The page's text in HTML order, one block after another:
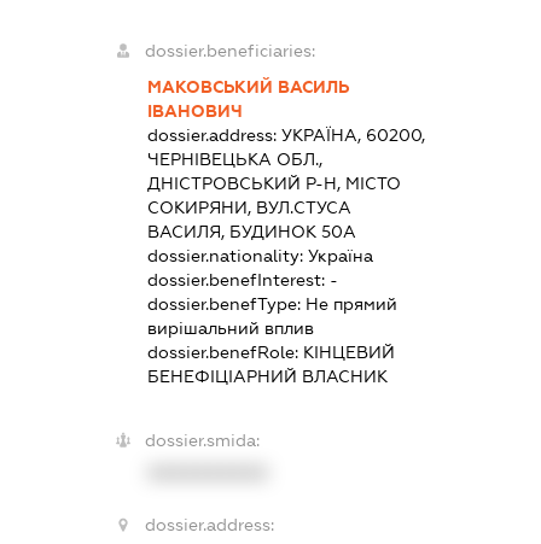
dossier.beneficiaries:
МАКОВСЬКИЙ ВАСИЛЬ
ІВАНОВИЧ
dossier.address: УКРАЇНА, 60200,
ЧЕРНІВЕЦЬКА ОБЛ.,
ДНІСТРОВСЬКИЙ Р-Н, МІСТО
СОКИРЯНИ, ВУЛ.СТУСА
ВАСИЛЯ, БУДИНОК 50А
dossier.nationality: Україна
dossier.benefInterest: -
dossier.benefType: Не прямий
вирішальний вплив
dossier.benefRole: КІНЦЕВИЙ
БЕНЕФІЦІАРНИЙ ВЛАСНИК
dossier.smida:
dossier.address: